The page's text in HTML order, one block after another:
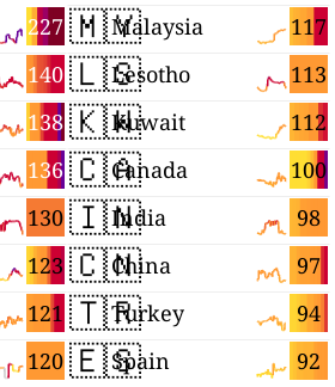
227
140
138
136
130
123
121
120
🇲🇾 117
Malaysia
🇱🇸 113
Lesotho
🇰🇼 112
Kuwait
🇨🇦 100
Canada
🇮🇳 98
India
🇨🇳 97
China
🇹🇷 94
Turkey
🇪🇸 92
Spain